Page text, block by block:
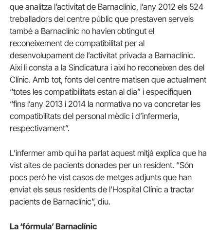
que analitza l’activitat de Barnaclínic, l’any 2012 els 524
treballadors del centre públic que prestaven serveis
també a Barnaclínic no havien obtingut el
reconeixement de compatibilitat per al
desenvolupament de l’activitat privada a Barnaclínic.
Així li consta a la Sindicatura i així ho reconeixen des del
Clínic. Amb tot, fonts del centre matisen que actualment
“totes les compatibilitats estan al dia” i especifiquen
“fins l’any 2013 i 2014 la normativa no va concretar les
compatibilitats del personal mèdic i d’infermeria,
respectivament”.
L’infermer amb qui ha parlat aquest mitjà explica que ha
vist altes de pacients donades per un resident. “Són
pocs però he vist casos de metges adjunts que han
enviat els seus residents de l’Hospital Clínic a tractar
pacients de Barnaclínic”, diu.
La ‘fórmula’ Barnaclínic